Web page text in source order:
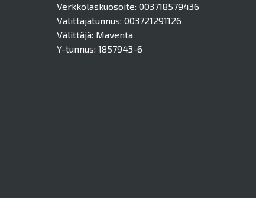
Verkkolaskuosoite: 003718579436
Välittäjätunnus: 003721291126
Välittäjä: Maventa
Y-tunnus: 1857943-6